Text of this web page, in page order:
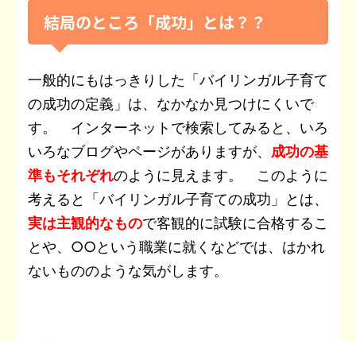
結局のところ「成功」とは？？
一般的にもはっきりした「バイリンガル子育て
の成功の定義」は、なかなか見つけにくいで
す。 インターネットで検索してみると、いろ
いろなブログやページがありますが、 成功の基
準もそれぞれのように見えます。 このように
考えると「バイリンガル子育ての成功」とは、
実は主観的なもので客観的に試験に合格するこ
とや、○○という職業に就くなどでは、はかれ
ないもののような気がします。